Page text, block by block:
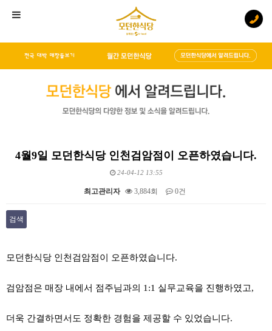
4월9일 모던한식당 인천검암점이 오픈하였습니다.
24-04-12 13:55
최고관리자 3,884회 0건
검색
모던한식당 인천검암점이 오픈하였습니다.
검암점은 매장 내에서 점주님과의 1:1 실무교육을 진행하였고,
더욱 간결하면서도 정확한 경험을 제공할 수 있었습니다.